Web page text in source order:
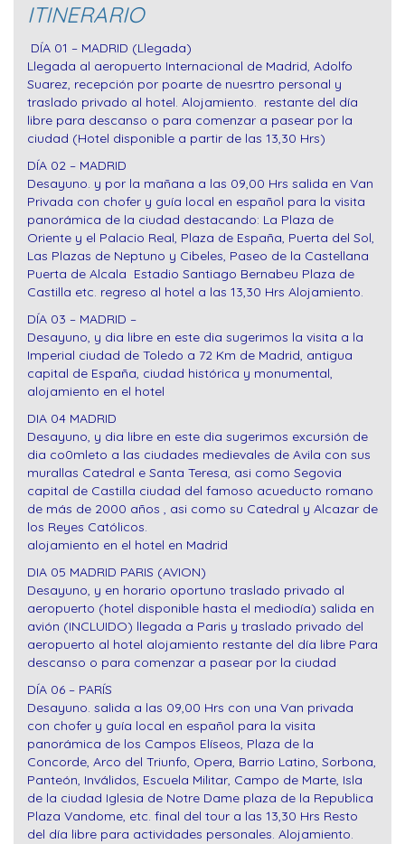
ITINERARIO
DÍA 01 – MADRID (Llegada)
Llegada al aeropuerto Internacional de Madrid, Adolfo
Suarez, recepción por poarte de nuesrtro personal y
traslado privado al hotel. Alojamiento. restante del día
libre para descanso o para comenzar a pasear por la
ciudad (Hotel disponible a partir de las 13,30 Hrs)
DÍA 02 – MADRID
Desayuno. y por la mañana a las 09,00 Hrs salida en Van
Privada con chofer y guía local en español para la visita
panorámica de la ciudad destacando: La Plaza de
Oriente y el Palacio Real, Plaza de España, Puerta del Sol,
Las Plazas de Neptuno y Cibeles, Paseo de la Castellana
Puerta de Alcala Estadio Santiago Bernabeu Plaza de
Castilla etc. regreso al hotel a las 13,30 Hrs Alojamiento.
DÍA 03 – MADRID –
Desayuno, y dia libre en este dia sugerimos la visita a la
Imperial ciudad de Toledo a 72 Km de Madrid, antigua
capital de España, ciudad histórica y monumental,
alojamiento en el hotel
DIA 04 MADRID
Desayuno, y dia libre en este dia sugerimos excursión de
dia co0mleto a las ciudades medievales de Avila con sus
murallas Catedral e Santa Teresa, asi como Segovia
capital de Castilla ciudad del famoso acueducto romano
de más de 2000 años , asi como su Catedral y Alcazar de
los Reyes Católicos.
alojamiento en el hotel en Madrid
DIA 05 MADRID PARIS (AVION)
Desayuno, y en horario oportuno traslado privado al
aeropuerto (hotel disponible hasta el mediodía) salida en
avión (INCLUIDO) llegada a Paris y traslado privado del
aeropuerto al hotel alojamiento restante del día libre Para
descanso o para comenzar a pasear por la ciudad
DÍA 06 – PARÍS
Desayuno. salida a las 09,00 Hrs con una Van privada
con chofer y guía local en español para la visita
panorámica de los Campos Elíseos, Plaza de la
Concorde, Arco del Triunfo, Opera, Barrio Latino, Sorbona,
Panteón, Inválidos, Escuela Militar, Campo de Marte, Isla
de la ciudad Iglesia de Notre Dame plaza de la Republica
Plaza Vandome, etc. final del tour a las 13,30 Hrs Resto
del día libre para actividades personales. Alojamiento.